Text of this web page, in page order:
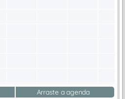
Arraste a agenda